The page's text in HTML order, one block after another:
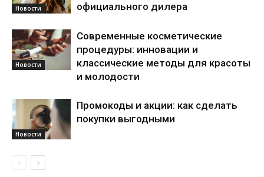
Новости
официального дилера
Новости
Современные косметические
процедуры: инновации и
классические методы для красоты
и молодости
Новости
Промокоды и акции: как сделать
покупки выгодными